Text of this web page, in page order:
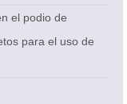
el podio de
para el uso de